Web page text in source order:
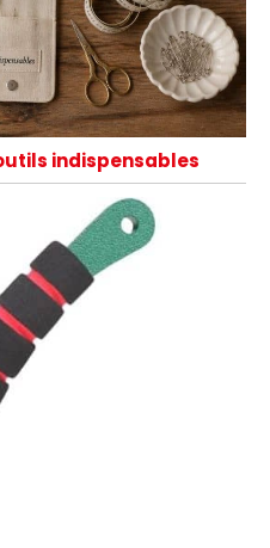
indispensables